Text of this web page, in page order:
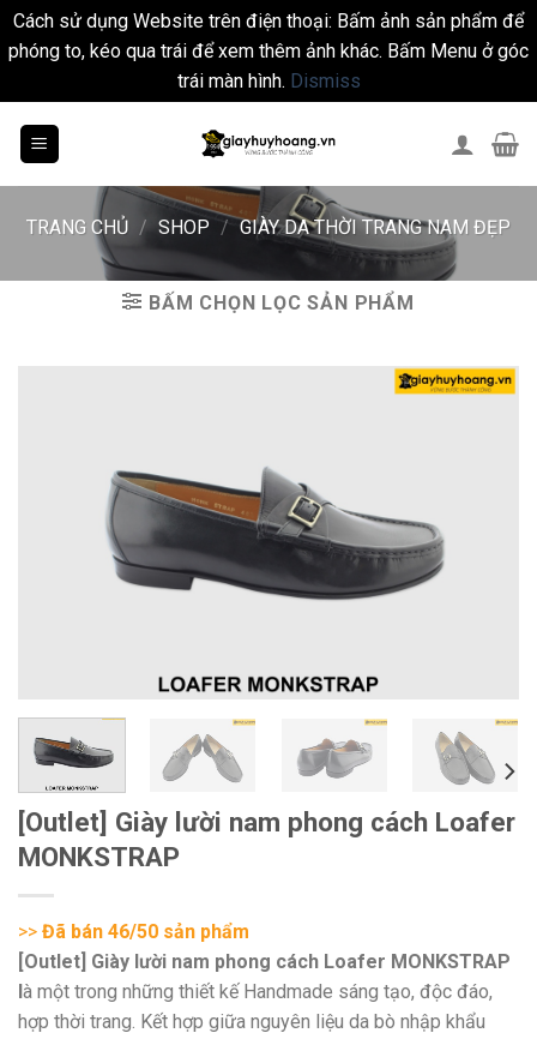
Cách sử dụng Website trên điện thoại: Bấm ảnh sản phẩm để
phóng to, kéo qua trái để xem thêm ảnh khác. Bấm Menu ở góc
trái màn hình. Dismiss
TRANG CHỦ / SHOP / GIÀY DA THỜI TRANG NAM ĐẸP
BẤM CHỌN LỌC SẢN PHẨM
[Outlet] Giày lười nam phong cách Loafer
MONKSTRAP
>> Đã bán 46/50 sản phẩm
[Outlet] Giày lười nam phong cách Loafer MONKSTRAP
à một trong những thiết kế Handmade sáng tạo, độc đáo,
hợp thời trang. Kết hợp giữa nguyên liệu da bò nhập khẩu